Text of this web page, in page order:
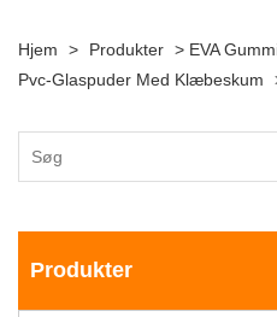
Hjem > Produkter > EVA
Pvc-Glaspuder Med Klæbeskum
Produkter